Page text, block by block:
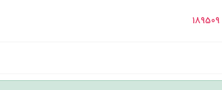
189509